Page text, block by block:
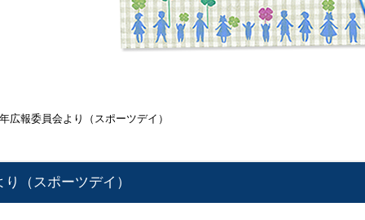
広報委員会より（スポーツデイ）
（スポーツデイ）